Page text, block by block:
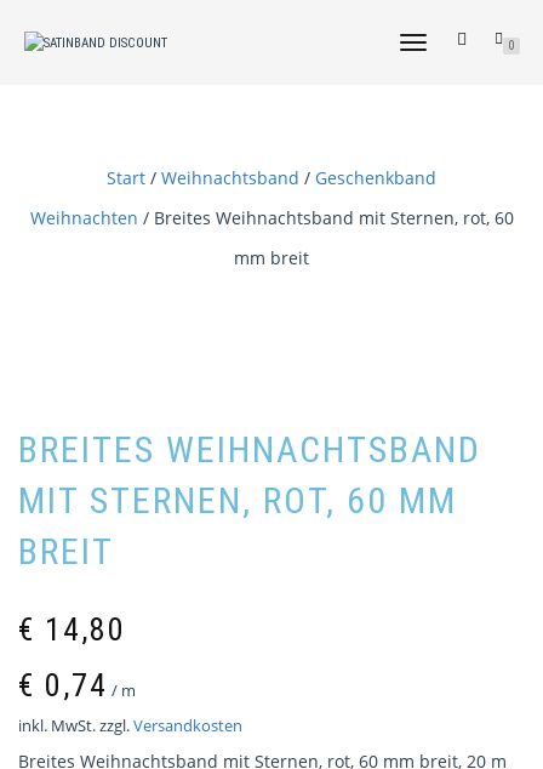
NAVIGATION
0
Start / Weihnachtsband / Geschenkband
Weihnachten / Breites Weihnachtsband mit Sternen, rot, 60
mm breit
BREITES WEIHNACHTSBAND
MIT STERNEN, ROT, 60 MM
BREIT
€ 14,80
€ 0,74 / m
inkl. MwSt.zzgl.Versandkosten
Breites Weihnachtsband mit Sternen, rot, 60 mm breit, 20 m